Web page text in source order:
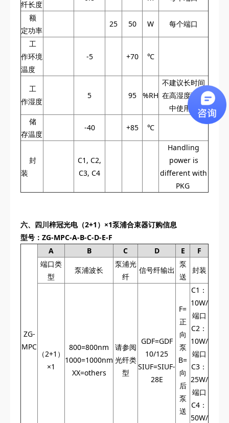
纤长度
额
定功率
25 50 W 每个端口
工
作环境
温度
-5 +70 ℃
工
作湿度
5 95 %RH
不建议长时间
在高湿度环境
中使用。
储
存温度
-40 +85 ℃
封
装
C1, C2,
C3, C4
Handling
power is
different with
PKG
六、 四川梓冠光电（2+1）×1泵浦合束器订购信息
型号：ZG-MPC-A-B-C-D-E-F
ZG-
MPC
A B C D E
F
端口类
型
泵浦波长
泵浦光
纤
信号纤输出
泵
送
封装
（2+1）
×1
800=800nm
1000=1000nm
XX=others
请参阅
光纤类
型
GDF=GDF
10/125
SIUF=SIUF-
28E
F=
正
向
泵
B=
向
后
泵
送
C1：
10W/
端口
C2：
10W/
端口
C3：
25W/
端口
C4：
50W/